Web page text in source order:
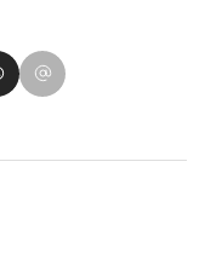
su Pinterest
su WhatsApp
Condividi su Email